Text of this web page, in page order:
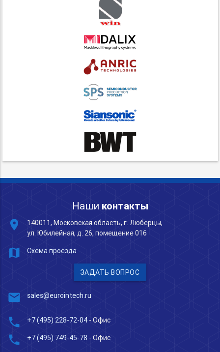
Наши контакты
place
140011, Московская область, г. Люберцы,
ул. Юбилейная, д. 26, помещение 016
map Схема проезда
ЗАДАТЬ ВОПРОС
mail sales@eurointech.ru
phone +7 (495) 228-72-04 - Офис
phone +7 (495) 749-45-78 - Офис